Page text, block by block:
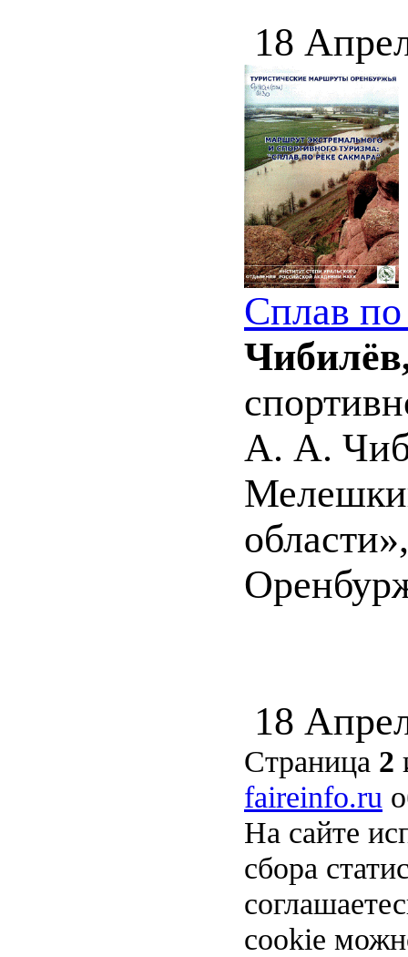
18
Сплав
А. А.
18
Страница 2
faireinfo.ru
На сайте
сбора
cookie